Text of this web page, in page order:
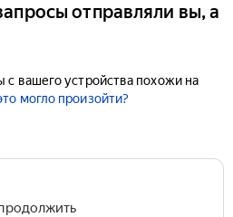
отправляли вы, а
с вашего устройства похожи на
могло произойти?